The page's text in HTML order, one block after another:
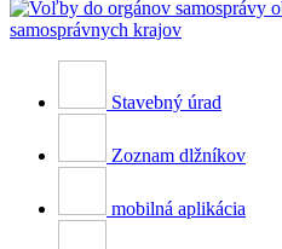
Stavebný úrad
Zoznam dlžníkov
mobilná aplikácia